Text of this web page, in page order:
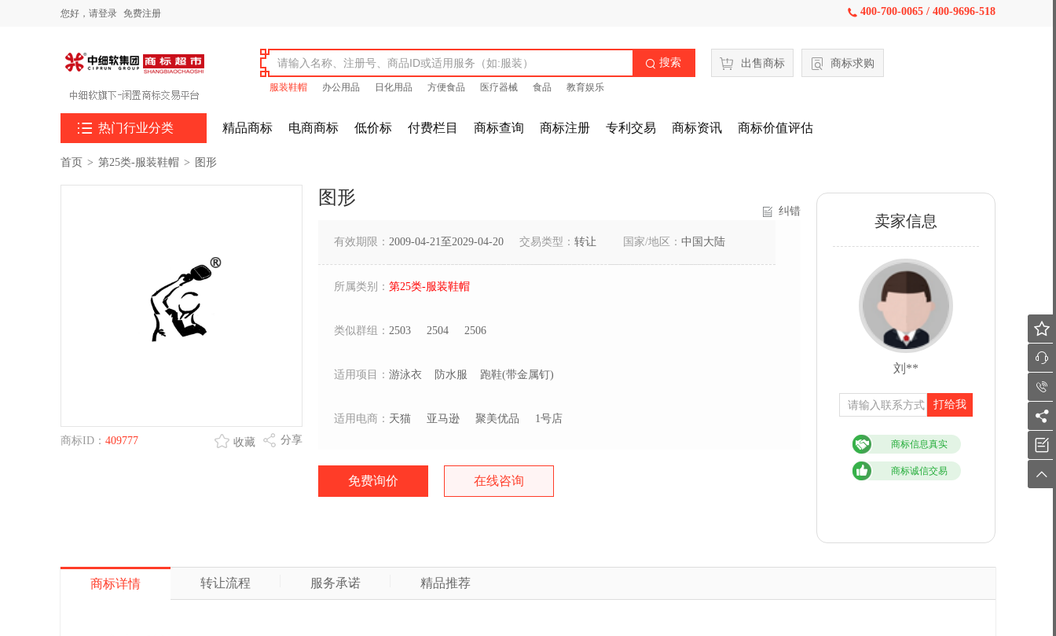
您好， 请登录 免费注册  400-700-0065 / 400-9696-518
 搜索
服装鞋帽 办公用品 日化用品 方便食品 医疗器械 食品 教育娱乐
出售商标 商标求购
 热门行业分类 精品商标 电商商标 低价标 付费栏目 商标查询 商标注册 专利交易 商标资讯 商标价值评估
首页 > 第25类-服装鞋帽 > 图形
商标ID： 409777 分享
收藏
图形
纠错
有效期限： 2009-04-21至2029-04-20 交易类型： 转让 国家/地区： 中国大陆
所属类别： 第25类-服装鞋帽
类似群组： 2503 2504 2506
适用项目： 游泳衣 防水服 跑鞋(带金属钉)
适用电商： 天猫 亚马逊 聚美优品 1号店
免费询价 在线咨询
卖家信息
刘**
打给我
商标信息真实
商标诚信交易
商标详情 转让流程 服务承诺 精品推荐





